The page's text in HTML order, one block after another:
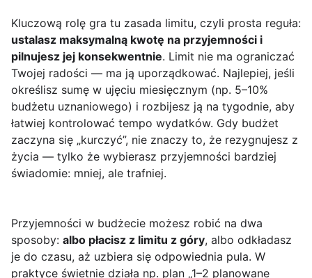
Kluczową rolę gra tu zasada limitu, czyli prosta reguła:
ustalasz maksymalną kwotę na przyjemności i
pilnujesz jej konsekwentnie. Limit nie ma ograniczać
Twojej radości — ma ją uporządkować. Najlepiej, jeśli
określisz sumę w ujęciu miesięcznym (np. 5–10%
budżetu uznaniowego) i rozbijesz ją na tygodnie, aby
łatwiej kontrolować tempo wydatków. Gdy budżet
zaczyna się „kurczyć”, nie znaczy to, że rezygnujesz z
życia — tylko że wybierasz przyjemności bardziej
świadomie: mniej, ale trafniej.
Przyjemności w budżecie możesz robić na dwa
sposoby: albo płacisz z limitu z góry, albo odkładasz
je do czasu, aż uzbiera się odpowiednia pula. W
praktyce świetnie działa np. plan „1–2 planowane